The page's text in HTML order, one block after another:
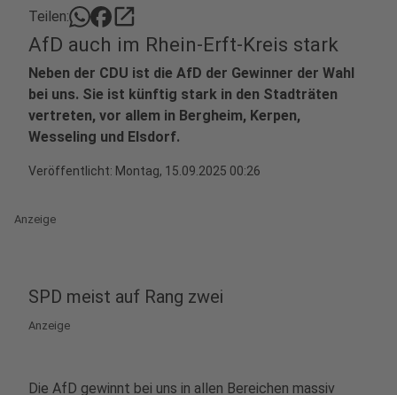
Teilen: open_in_new
AfD auch im Rhein-Erft-Kreis stark
Neben der CDU ist die AfD der Gewinner der Wahl
bei uns. Sie ist künftig stark in den Stadträten
vertreten, vor allem in Bergheim, Kerpen,
Wesseling und Elsdorf.
Veröffentlicht: Montag, 15.09.2025 00:26
Anzeige
SPD meist auf Rang zwei
Anzeige
Die AfD gewinnt bei uns in allen Bereichen massiv